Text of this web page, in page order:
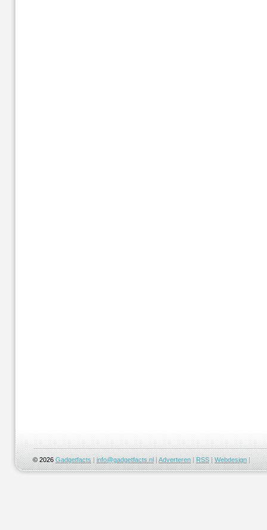
© 2026Gadgetfacts |info@gadgetfacts.nl|Adverteren|RSS|Webdesign|